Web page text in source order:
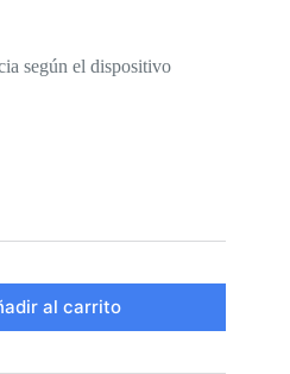
según el dispositivo
al carrito